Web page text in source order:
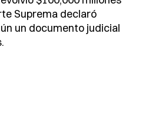
Suprema declaró
un documento judicial